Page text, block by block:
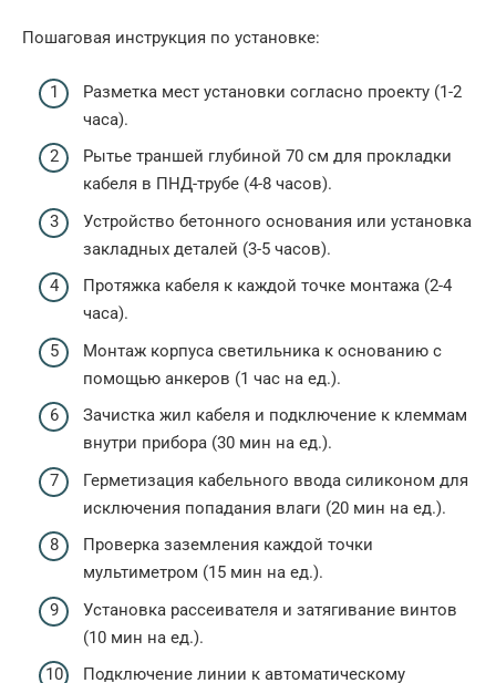
Пошаговая инструкция по установке:
Разметка мест установки согласно проекту (1-2
часа).
Рытье траншей глубиной 70 см для прокладки
кабеля в ПНД-трубе (4-8 часов).
Устройство бетонного основания или установка
закладных деталей (3-5 часов).
Протяжка кабеля к каждой точке монтажа (2-4
часа).
Монтаж корпуса светильника к основанию с
помощью анкеров (1 час на ед.).
Зачистка жил кабеля и подключение к клеммам
внутри прибора (30 мин на ед.).
Герметизация кабельного ввода силиконом для
исключения попадания влаги (20 мин на ед.).
Проверка заземления каждой точки
мультиметром (15 мин на ед.).
Установка рассеивателя и затягивание винтов
(10 мин на ед.).
Подключение линии к автоматическому